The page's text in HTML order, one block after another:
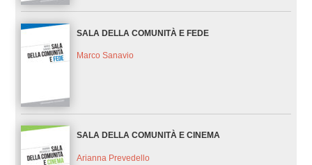
SALA DELLA COMUNITÀ E FEDE
Marco Sanavio
SALA DELLA COMUNITÀ E CINEMA
Arianna Prevedello